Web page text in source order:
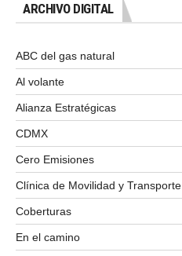
ARCHIVO DIGITAL
ABC del gas natural
Al volante
Alianza Estratégicas
CDMX
Cero Emisiones
Clínica de Movilidad y Transporte
Coberturas
En el camino